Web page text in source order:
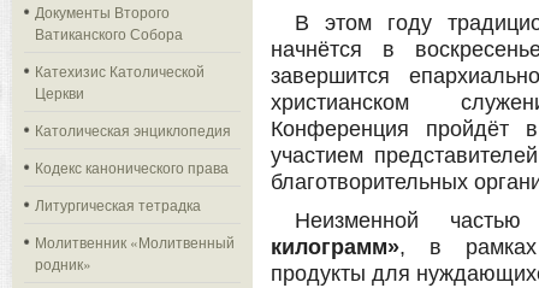
Документы Второго
Ватиканского Собора
Катехизис Католической
Церкви
Католическая энциклопедия
Кодекс канонического права
Литургическая тетрадка
Молитвенник «Молитвенный
родник»
В этом году
начнётся в
завершится
христианском
Конференция
участием
благотворительных
Неизменной
килограмм», в рамках
продукты для